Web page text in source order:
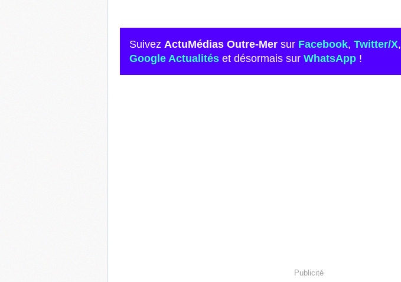
Suivez ActuMédias Outre-Mer sur Facebook, Twitter/X,
Google Actualités et désormais sur WhatsApp !
Publicité